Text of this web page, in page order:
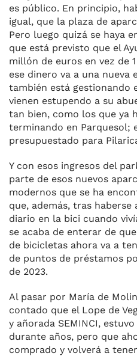
es público. En principio,
igual, que la plaza de
Pero luego quizá se haya
que está previsto que el
millón de euros en vez de
ese dinero va a una nueva
también está gestionando
vienen estupendo a su
tan bien, como los que ya
terminando en Parquesol;
presupuestado para
Y con esos ingresos del
parte de esos nuevos
modernos que se ha
que, además, tras
diario en la bici cuando
se acaba de enterar de
de bicicletas ahora va a
de puntos de préstamos
de 2023.
Al pasar por María de
contado que el Lope de
y añorada SEMINCI,
durante años, pero que
comprado y volverá a